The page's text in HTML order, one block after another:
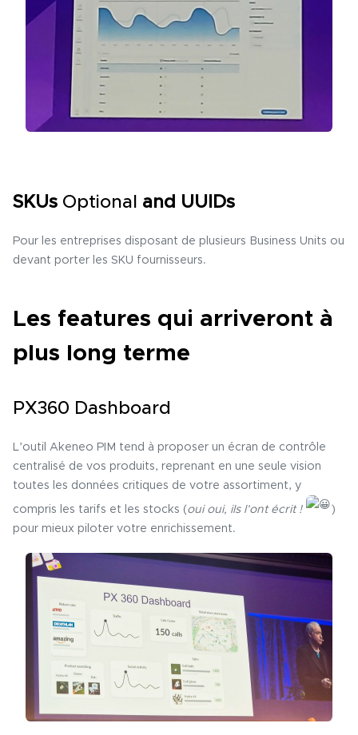
SKUs Optional and UUIDs
Pour les entreprises disposant de plusieurs Business Units ou
devant porter les SKU fournisseurs.
Les features qui arriveront à
plus long terme
PX360 Dashboard
L’outil Akeneo PIM tend à proposer un écran de contrôle
centralisé de vos produits, reprenant en une seule vision
toutes les données critiques de votre assortiment, y
compris les tarifs et les stocks (oui oui, ils l’ont écrit !
)
pour mieux piloter votre enrichissement.